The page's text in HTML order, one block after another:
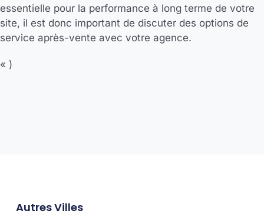
essentielle pour la performance à long terme de votre
site, il est donc important de discuter des options de
service après-vente avec votre agence.
« )
Autres Villes